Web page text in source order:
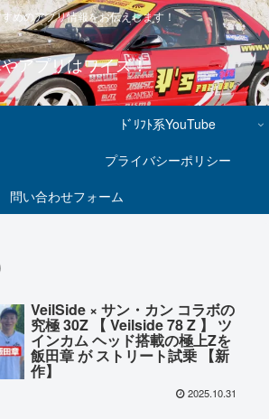
めのアプリ情報をお伝えします！
アプリはワイズ！
ﾄﾞﾘﾌﾄ系YouTube
プライバシーポリシー
問い合わせフォーム
VeilSide × サン・カン コラボの
究極 30Z 【 Veilside 78 Z 】 ツ
インカム ヘッド搭載の極上Zを
飯田章 が ストリート試乗 【新
作】
2025.10.31